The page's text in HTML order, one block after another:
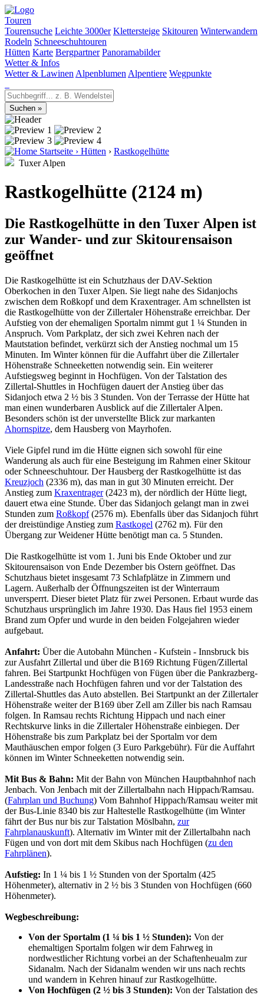
Touren
Tourensuche Leichte 3000er Klettersteige Skitouren Winterwandern
Rodeln Schneeschuhtouren
Hütten Karte Bergpartner Panoramabilder
Wetter & Infos
Wetter & Lawinen Alpenblumen Alpentiere Wegpunkte
Startseite › Hütten › Rastkogelhütte
Tuxer Alpen
Rastkogelhütte (2124 m)
Die Rastkogelhütte in den Tuxer Alpen ist
zur Wander- und zur Skitourensaison
geöffnet
Die Rastkogelhütte ist ein Schutzhaus der DAV-Sektion
Oberkochen in den Tuxer Alpen. Sie liegt nahe des Sidanjochs
zwischen dem Roßkopf und dem Kraxentrager. Am schnellsten ist
die Rastkogelhütte von der Zillertaler Höhenstraße erreichbar. Der
Aufstieg von der ehemaligen Sportalm nimmt gut 1 ¼ Stunden in
Anspruch. Vom Parkplatz, der sich zwei Kehren nach der
Mautstation befindet, verkürzt sich der Anstieg nochmal um 15
Minuten. Im Winter können für die Auffahrt über die Zillertaler
Höhenstraße Schneeketten notwendig sein. Ein weiterer
Aufstiegsweg beginnt in Hochfügen. Von der Talstation des
Zillertal-Shuttles in Hochfügen dauert der Anstieg über das
Sidanjoch etwa 2 ½ bis 3 Stunden. Von der Terrasse der Hütte hat
man einen wunderbaren Ausblick auf die Zillertaler Alpen.
Besonders schön ist der unverstellte Blick zur markanten
Ahornspitze, dem Hausberg von Mayrhofen.
Viele Gipfel rund im die Hütte eignen sich sowohl für eine
Wanderung als auch für eine Besteigung im Rahmen einer Skitour
oder Schneeschuhtour. Der Hausberg der Rastkogelhütte ist das
Kreuzjoch (2336 m), das man in gut 30 Minuten erreicht. Der
Anstieg zum Kraxentrager(2423 m), der nördlich der Hütte liegt,
dauert etwa eine Stunde. Über das Sidanjoch gelangt man in zwei
Stunden zum Roßkopf(2576 m). Ebenfalls über das Sidanjoch führt
der dreistündige Anstieg zum Rastkogel (2762 m). Für den
Übergang zur Weidener Hütte benötigt man ca. 5 Stunden.
Die Rastkogelhütte ist vom 1. Juni bis Ende Oktober und zur
Skitourensaison von Ende Dezember bis Ostern geöffnet. Das
Schutzhaus bietet insgesamt 73 Schlafplätze in Zimmern und
Lagern. Außerhalb der Öffnungszeiten ist der Winterraum
unversperrt. Dieser bietet Platz für zwei Personen. Erbaut wurde das
Schutzhaus ursprünglich im Jahre 1930. Das Haus fiel 1953 einem
Brand zum Opfer und wurde in den beiden Folgejahren wieder
aufgebaut.
Anfahrt: Über die Autobahn München - Kufstein - Innsbruck bis
zur Ausfahrt Zillertal und über die B169 Richtung Fügen/Zillertal
fahren. Bei Startpunkt Hochfügen von Fügen über die Pankrazberg-
Landesstraße nach Hochfügen fahren und vor der Talstation des
Zillertal-Shuttles das Auto abstellen. Bei Startpunkt an der Zillertaler
Höhenstraße weiter der B169 über Zell am Ziller bis nach Ramsau
folgen. In Ramsau rechts Richtung Hippach und nach einer
Rechtskurve links in die Zillertaler Höhenstraße einbiegen. Der
Höhenstraße bis zum Parkplatz bei der Sportalm vor dem
Mauthäuschen empor folgen (3 Euro Parkgebühr). Für die Auffahrt
können im Winter Schneeketten notwendig sein.
Mit Bus & Bahn: Mit der Bahn von München Hauptbahnhof nach
Jenbach. Von Jenbach mit der Zillertalbahn nach Hippach/Ramsau.
(Fahrplan und Buchung) Vom Bahnhof Hippach/Ramsau weiter mit
der Bus-Linie 8340 bis zur Haltestelle Rastkogelhütte (im Winter
fährt der Bus nur bis zur Talstation Möslbahn, zur
Fahrplanauskunft). Alternativ im Winter mit der Zillertalbahn nach
Fügen und von dort mit dem Skibus nach Hochfügen (zu den
Fahrplänen).
Aufstieg: In 1 ¼ bis 1 ½ Stunden von der Sportalm (425
Höhenmeter), alternativ in 2 ½ bis 3 Stunden von Hochfügen (660
Höhenmeter).
Wegbeschreibung:
Von der Sportalm (1 ¼ bis 1 ½ Stunden): Von der
ehemaltigen Sportalm folgen wir dem Fahrweg in
nordwestlicher Richtung vorbei an der Schaftenheualm zur
Sidanalm. Nach der Sidanalm wenden wir uns nach rechts
und wandern in Kehren hinauf zur Rastkogelhütte.
Von Hochfügen (2 ½ bis 3 Stunden): Von der Talstation des